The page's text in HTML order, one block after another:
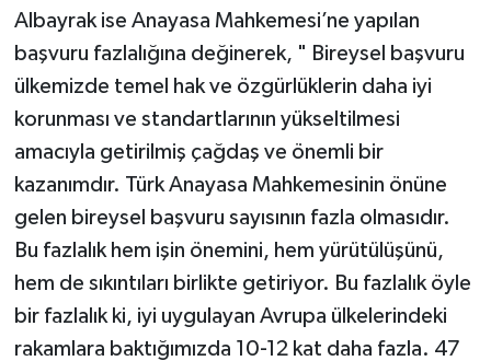
Albayrak ise Anayasa Mahkemesi’ne yapılan
başvuru fazlalığına değinerek, " Bireysel başvuru
ülkemizde temel hak ve özgürlüklerin daha iyi
korunması ve standartlarının yükseltilmesi
amacıyla getirilmiş çağdaş ve önemli bir
kazanımdır. Türk Anayasa Mahkemesinin önüne
gelen bireysel başvuru sayısının fazla olmasıdır.
Bu fazlalık hem işin önemini, hem yürütülüşünü,
hem de sıkıntıları birlikte getiriyor. Bu fazlalık öyle
bir fazlalık ki, iyi uygulayan Avrupa ülkelerindeki
rakamlara baktığımızda 10-12 kat daha fazla. 47